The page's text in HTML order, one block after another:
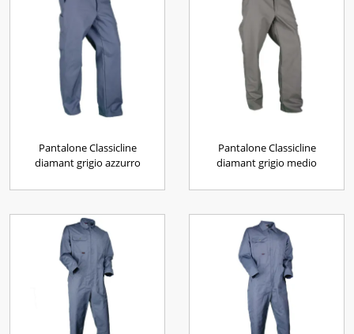
Pantalone Classicline
diamant grigio azzurro
Pantalone Classicline
diamant grigio medio